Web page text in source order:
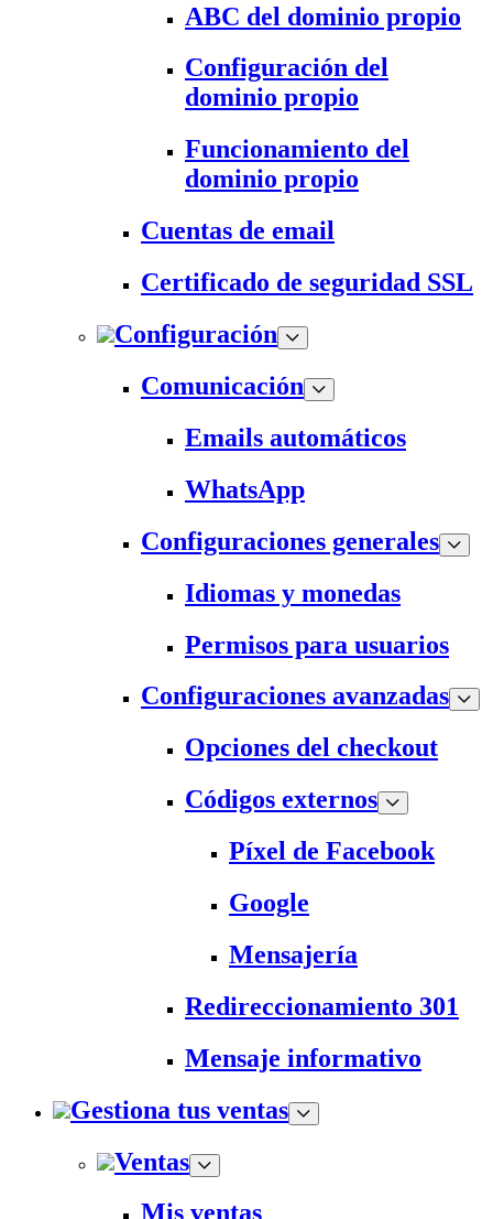
ABC del dominio propio
Configuración del
dominio propio
Funcionamiento del
dominio propio
Cuentas de email
Certificado de seguridad SSL
Configuración
Comunicación
Emails automáticos
WhatsApp
Configuraciones generales
Idiomas y monedas
Permisos para usuarios
Configuraciones avanzadas
Opciones del checkout
Códigos externos
Píxel de Facebook
Google
Mensajería
Redireccionamiento 301
Mensaje informativo
Gestiona tus ventas
Ventas
Mis ventas